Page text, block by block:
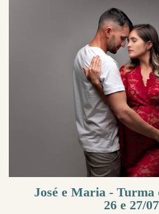
José e Maria - Turma
26 e 27/07